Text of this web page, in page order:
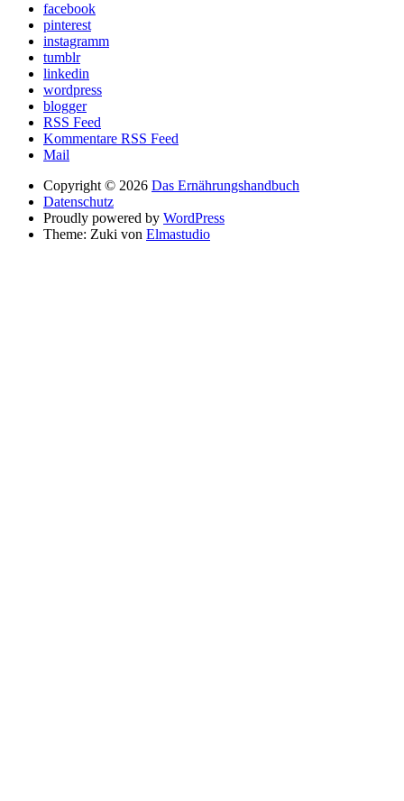
facebook
pinterest
instagramm
tumblr
linkedin
wordpress
blogger
RSS Feed
Kommentare RSS Feed
Mail
Copyright © 2026 Das Ernährungshandbuch
Datenschutz
Proudly powered by WordPress
Theme: Zuki von Elmastudio